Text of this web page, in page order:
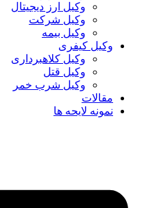
وکیل ارز دیجیتال
وکیل شرکت
وکیل بیمه
وکیل کیفری
وکیل کلاهبرداری
وکیل قتل
وکیل شرب خمر
مقالات
نمونه لایحه ها